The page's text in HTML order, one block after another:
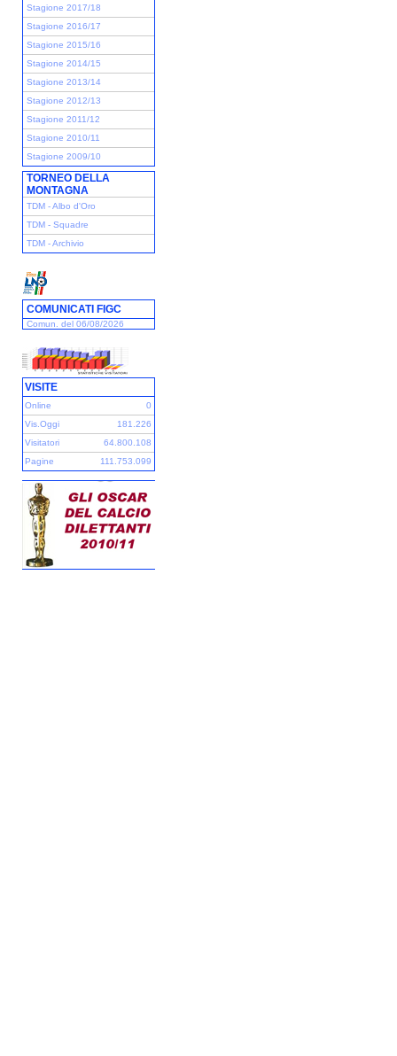
Stagione 2017/18
Stagione 2016/17
Stagione 2015/16
Stagione 2014/15
Stagione 2013/14
Stagione 2012/13
Stagione 2011/12
Stagione 2010/11
Stagione 2009/10
TORNEO DELLA
MONTAGNA
TDM - Albo d'Oro
TDM - Squadre
TDM - Archivio
COMUNICATI FIGC
Comun. del 06/08/2026
VISITE
Online
0
Vis.Oggi
181.226
Visitatori
64.800.108
Pagine
111.753.099